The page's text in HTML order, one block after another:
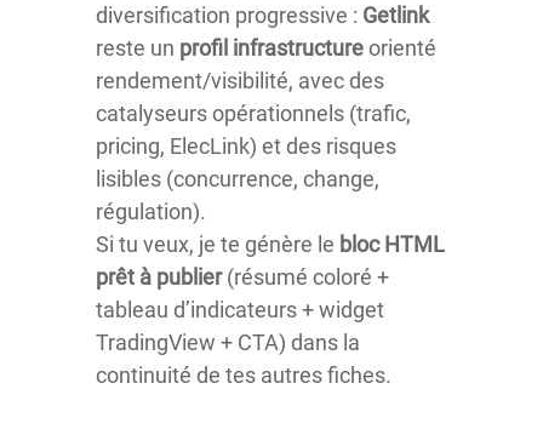
diversification progressive : Getlink
reste un profil infrastructureorienté
rendement/visibilité, avec des
catalyseurs opérationnels (trafic,
pricing, ElecLink) et des risques
lisibles (concurrence, change,
régulation).
Si tu veux, je te génère le bloc HTML
prêt à publier(résumé coloré +
tableau d’indicateurs + widget
TradingView + CTA) dans la
continuité de tes autres fiches.